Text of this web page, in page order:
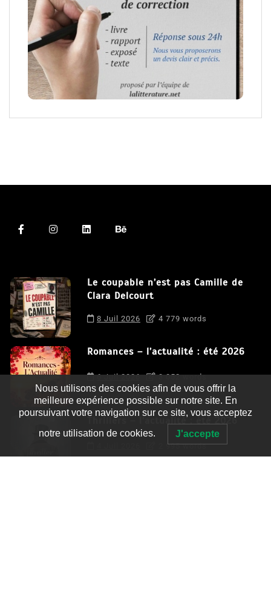
Le coupable n’est pas Camille de
Clara Delcourt
8 Juil 2026 4 779 words
Romances – l’actualité : été 2026
6 Juil 2026 3 052 words
Thrillers – l’actualité : été 2026
2 995 words
Nous utilisons des cookies afin de vous offrir la
meilleure expérience possible sur notre site. En
poursuivant votre navigation sur ce site, vous acceptez
notre utilisation de cookies. J'accepte